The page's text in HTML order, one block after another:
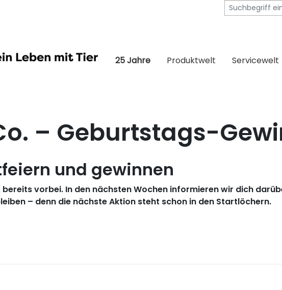
25 Jahre Produktwelt Servicewelt
– Geburtstags-
und gewinnen
bereits vorbei. In den nächsten Wochen informieren wir dich
– denn die nächste Aktion steht schon in den Startlöchern.